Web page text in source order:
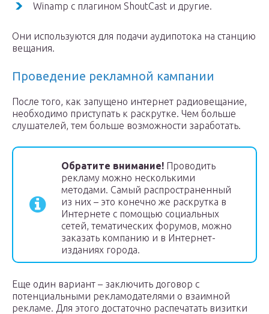
Winamp с плагином ShoutCast и другие.
Они используются для подачи аудипотока на станцию
вещания.
Проведение рекламной кампании
После того, как запущено интернет радиовещание,
необходимо приступать к раскрутке. Чем больше
слушателей, тем больше возможности заработать.
Обратите внимание! Проводить
рекламу можно несколькими
методами. Самый распространенный
из них – это конечно же раскрутка в
Интернете с помощью социальных
сетей, тематических форумов, можно
заказать компанию и в Интернет-
изданиях города.
Еще один вариант – заключить договор с
потенциальными рекламодателями о взаимной
рекламе. Для этого достаточно распечатать визитки